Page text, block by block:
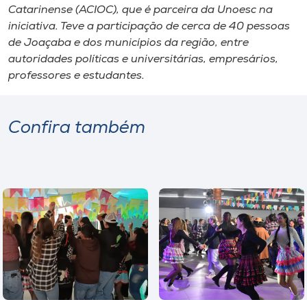
Selecione
A-
Catarinense (ACIOC), que é parceira da Unoesc na
iniciativa. Teve a participação de cerca de 40 pessoas
de Joaçaba e dos municípios da região, entre
autoridades políticas e universitárias, empresários,
professores e estudantes.
Confira também